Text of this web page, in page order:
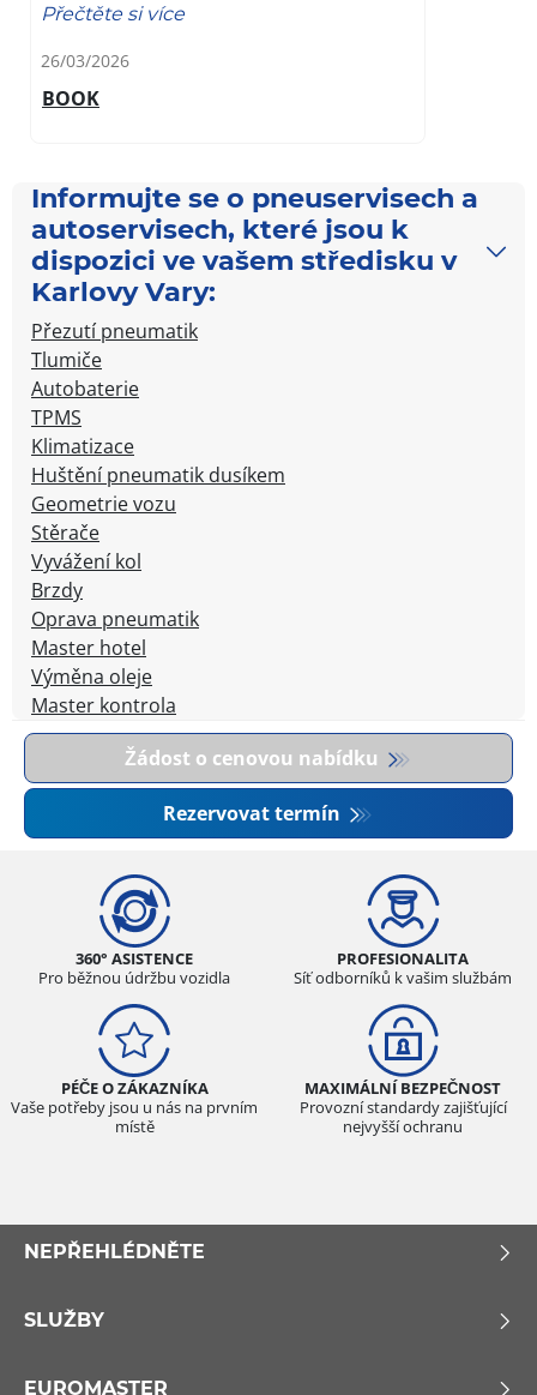
Přečtěte si více
26/03/2026
BOOK
Informujte se o pneuservisech a
autoservisech, které jsou k
dispozici ve vašem středisku v
Karlovy Vary:
Přezutí pneumatik
Tlumiče
Autobaterie
TPMS
Klimatizace
Huštění pneumatik dusíkem
Geometrie vozu
Stěrače
Vyvážení kol
Brzdy
Oprava pneumatik
Master hotel
Výměna oleje
Master kontrola
Žádost o cenovou nabídku
Rezervovat termín
360° ASISTENCE
Pro běžnou údržbu vozidla
PROFESIONALITA
Síť odborníků k vašim službám
PÉČE O ZÁKAZNÍKA
Vaše potřeby jsou u nás na prvním
místě
MAXIMÁLNÍ BEZPEČNOST
Provozní standardy zajišťující
nejvyšší ochranu
NEPŘEHLÉDNĚTE
SLUŽBY
EUROMASTER